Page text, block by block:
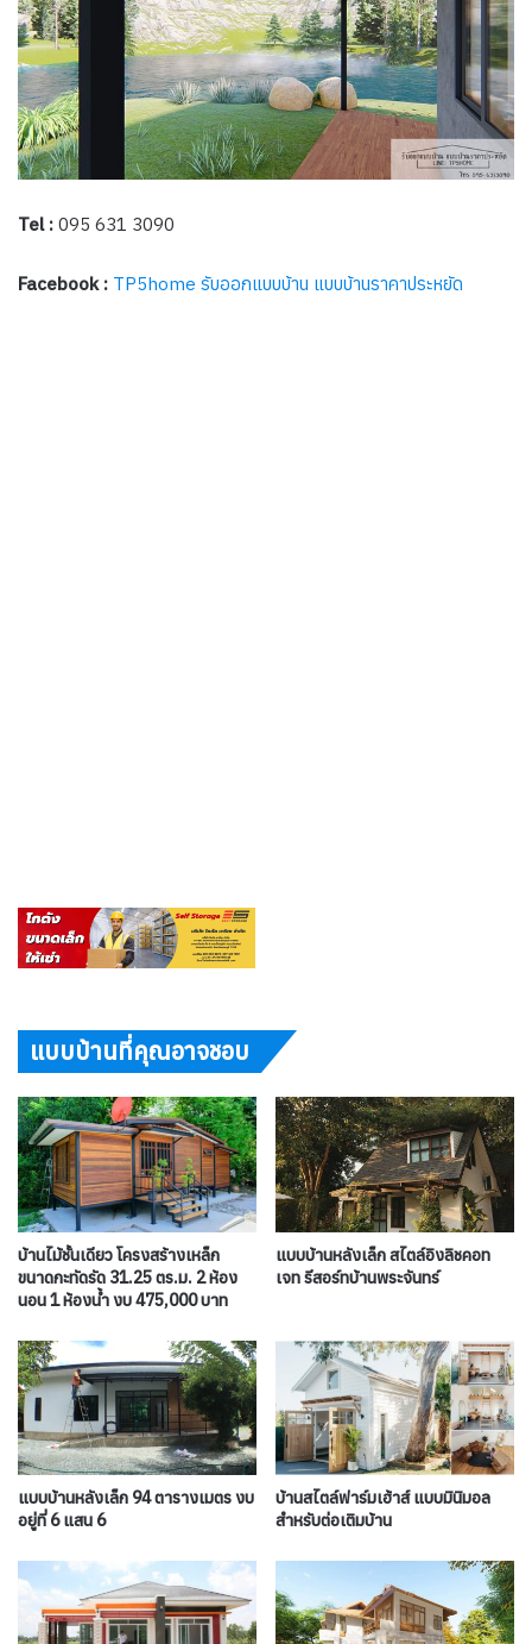
Tel : 095 631 3090
Facebook : TP5home รับออกแบบบ้าน แบบบ้านราคาประหยัด
แบบบ้านที่คุณอาจชอบ
บ้านไม้ชั้นเดียว โครงสร้างเหล็ก
ขนาดกะทัดรัด 31.25 ตร.ม. 2 ห้อง
นอน 1 ห้องน้ำ งบ 475,000 บาท
แบบบ้านหลังเล็ก สไตล์อิงลิชคอท
เจท รีสอร์ทบ้านพระจันทร์
แบบบ้านหลังเล็ก 94 ตารางเมตร งบ
อยู่ที่ 6 แสน 6
บ้านสไตล์ฟาร์มเฮ้าส์ แบบมินิมอล
สำหรับต่อเติมบ้าน